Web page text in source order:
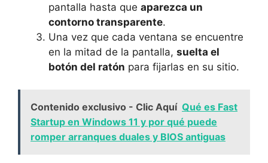
pantalla hasta que aparezca un
contorno transparente.
Una vez que cada ventana se encuentre
en la mitad de la pantalla, suelta el
botón del ratón para fijarlas en su sitio.
Contenido exclusivo - Clic Aquí Qué es Fast
Startup en Windows 11 y por qué puede
romper arranques duales y BIOS antiguas